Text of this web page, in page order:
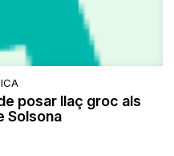
posar llaç groc als
Solsona